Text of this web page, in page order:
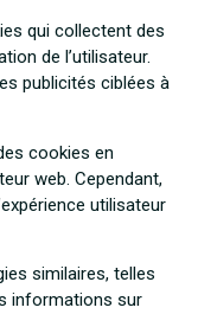
qui collectent des
de l’utilisateur.
publicités ciblées à
cookies en
web. Cependant,
utilisateur
similaires, telles
informations sur